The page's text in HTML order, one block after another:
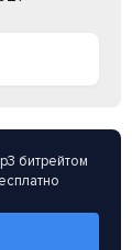
битрейтом